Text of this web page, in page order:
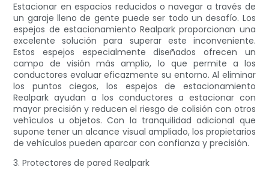
Estacionar en espacios reducidos o navegar a través de
un garaje lleno de gente puede ser todo un desafío. Los
espejos de estacionamiento Realpark proporcionan una
excelente solución para superar este inconveniente.
Estos espejos especialmente diseñados ofrecen un
campo de visión más amplio, lo que permite a los
conductores evaluar eficazmente su entorno. Al eliminar
los puntos ciegos, los espejos de estacionamiento
Realpark ayudan a los conductores a estacionar con
mayor precisión y reducen el riesgo de colisión con otros
vehículos u objetos. Con la tranquilidad adicional que
supone tener un alcance visual ampliado, los propietarios
de vehículos pueden aparcar con confianza y precisión.
3. Protectores de pared Realpark